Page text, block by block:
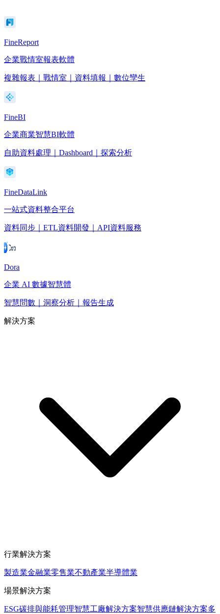
FineReport
企業戰情室報表軟體
複雜報表｜戰情室｜資料填報｜數位孿生
FineBI
企業商業智慧BI軟體
自助資料處理｜Dashboard｜探索分析
FineDataLink
一站式資料整合平台
資料同步｜ETL資料開發｜API資料服務
Dora
企業 AI 數據智慧體
智慧問數｜洞察分析｜報告生成
解決方案
行業解決方案
製造業金融業零售業不動產業半導體業
場景解決方案
ESG碳排與能耗管理智慧工廠解決方案智慧供應鏈解決方案多